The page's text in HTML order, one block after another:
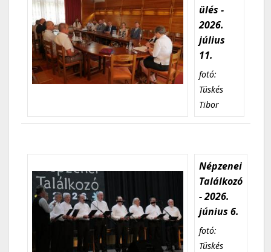
ülés -
2026.
július
11.
fotó:
Tüskés
Tibor
Népzenei
Találkozó
- 2026.
június 6.
fotó:
Tüskés